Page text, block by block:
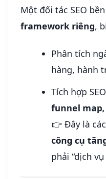
Một đối tác SEO
framework riêng,
Phân tích
hàng, hành
Tích hợp
funnel map,
👉 Đây là
công cụ
phải “dịch